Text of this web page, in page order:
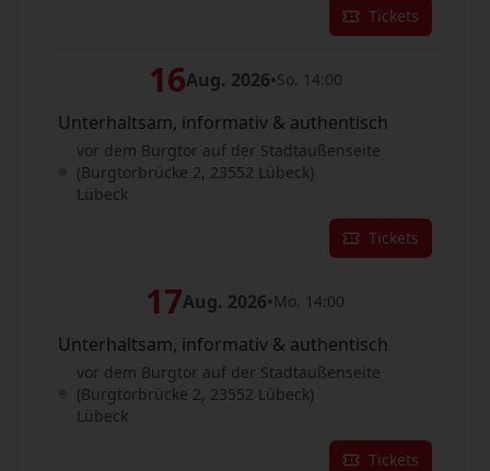
Tickets
16Aug. 2026•So. 14:00
Unterhaltsam, informativ & authentisch
vor dem Burgtor auf der Stadtaußenseite
(Burgtorbrücke 2, 23552 Lübeck)
Lübeck
Tickets
17Aug. 2026•Mo. 14:00
Unterhaltsam, informativ & authentisch
vor dem Burgtor auf der Stadtaußenseite
(Burgtorbrücke 2, 23552 Lübeck)
Lübeck
Tickets